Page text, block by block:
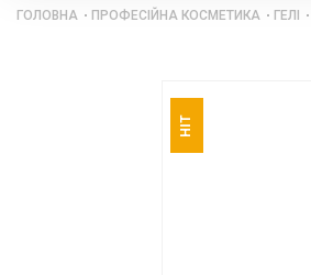
ГОЛОВНА ПРОФЕСІЙНА КОСМЕТИКА ГЕЛІ
HIT